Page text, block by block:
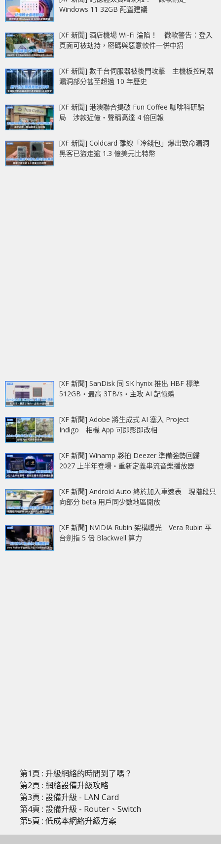
Windows 11 32GB 配置建議
[XF 新聞] 酒店機場 Wi-Fi 淪陷！ 微軟警告：登入
頁面可被劫持，密碼與惡意軟件一併中招
[XF 新聞] 數千台伺服器被後門攻擊 主機板控制器
漏洞部分甚至超過 10 年歷史
[XF 新聞] 港澳聯合搗破 Fun Coffee 咖啡科研騙
局 涉款近億‧聲稱高達 4 倍回報
[XF 新聞] Coldcard 離線「冷錢包」爆出致命漏洞
黑客已盜走逾 1.3 億美元比特幣
[XF 新聞] SanDisk 同 SK hynix 推出 HBF 標準
512GB‧最高 3TB/s‧主攻 AI 記憶體
[XF 新聞] Adobe 將生成式 AI 塞入 Project
Indigo 相機 App 可即影即改相
[XF 新聞] Winamp 夥拍 Deezer 準備強勢回歸
2027 上半年登場‧重新定義串流音樂播放器
[XF 新聞] Android Auto 終於加入車速表 現階段只
向部分 beta 用戶同少數地區開放
[XF 新聞] NVIDIA Rubin 架構曝光 Vera Rubin 平
台劍指 5 倍 Blackwell 算力
第1頁 : 升級網絡的時間到了嗎？
第2頁 : 網絡設備升級攻略
第3頁 : 設備升級 - LAN Card
第4頁 : 設備升級 - Router、Switch
第5頁 : 低成本網絡升級方案